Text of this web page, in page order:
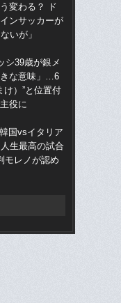
変わる？ ド
ンサッカーが
いが」
シ39歳が銀メ
な意味」…6
け）”と位置付
役に
国vsイタリア
生最高の試合
モレノが認め